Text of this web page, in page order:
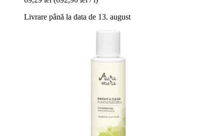
Livrare până la data de 13. august